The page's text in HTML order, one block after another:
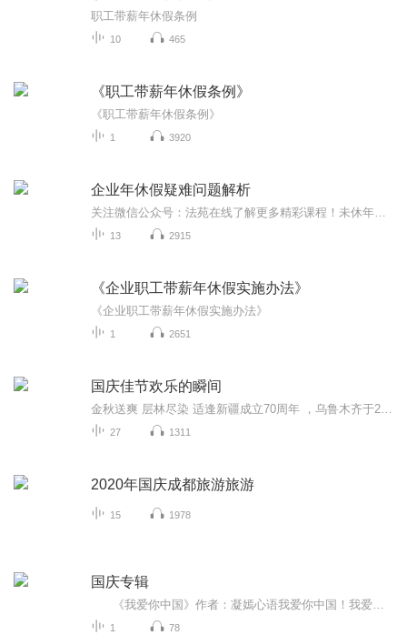
职工带薪年休假条例
10 465
《职工带薪年休假条例》
《职工带薪年休假条例》
1 3920
企业年休假疑难问题解析
13 2915
《企业职工带薪年休假实施办法》
《企业职工带薪年休假实施办法》
1 2651
国庆佳节欢乐的瞬间
27 1311
2020年国庆成都旅游旅游
15 1978
国庆专辑
1 78